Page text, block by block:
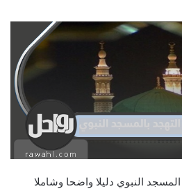
النبوي دليلا واضحا وشاملا